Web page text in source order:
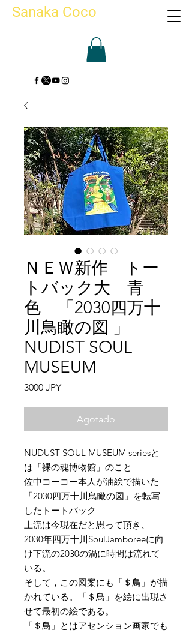
Sanaka Coco
ＮＥＷ新作 トー
トバック大 青
色 「2030四万十
川鳥瞰の図 」
NUDIST SOUL
MUSEUM
3000 JPYPrecio
Agotado
NUDUST SOUL MUSEUM seriesと
は「裸の魂博物館」のこと
佐中コーコー本人が油絵で描いた
「2030四万十川鳥瞰の図」を転写
したトートバック
上流は今現在だと思って頂き、
2030年四万十川SoulJamboreeに向
け下流の2030の渦に時間は流れて
いる。
そして，この図案にも「＄鳥」が描
かれている。「＄鳥」を絵に出現さ
せて最初の絵である。
「＄鳥」とはアセンション画家でも